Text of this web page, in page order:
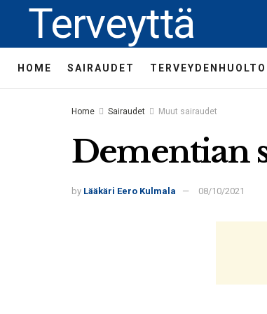
Terveyttä
HOME SAIRAUDET TERVEYDENHUOLTO
Home Sairaudet Muut sairaudet
Dementian
by Lääkäri Eero Kulmala 08/10/2021